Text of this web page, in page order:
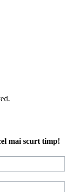
mai scurt timp!